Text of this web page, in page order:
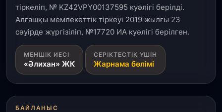
тіркеліп, № KZ42VPY00137595 куәлігі берілді.
Алғашқы мемлекеттік тіркеуі 2019 жылғы 23
сәуірде жүргізіліп, №17720 ИА куәлігі берілген.
МЕНШІК ИЕСІ
«Әлихан» ЖК
СЕРІКТЕСТІК ҮШІН
Жарнама бөлімі
БАЙЛАНЫС